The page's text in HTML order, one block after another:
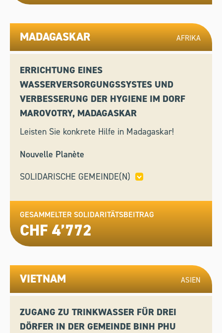
MADAGASKAR AFRIKA
ERRICHTUNG EINES
WASSERVERSORGUNGSSYSTES UND
VERBESSERUNG DER HYGIENE IM DORF
MAROVOTRY, MADAGASKAR
Leisten Sie konkrete Hilfe in Madagaskar!
Nouvelle Planète
SOLIDARISCHE GEMEINDE(N)
GESAMMELTER SOLIDARITÄTSBEITRAG
CHF 4’772
VIETNAM ASIEN
ZUGANG ZU TRINKWASSER FÜR DREI
DÖRFER IN DER GEMEINDE BINH PHU